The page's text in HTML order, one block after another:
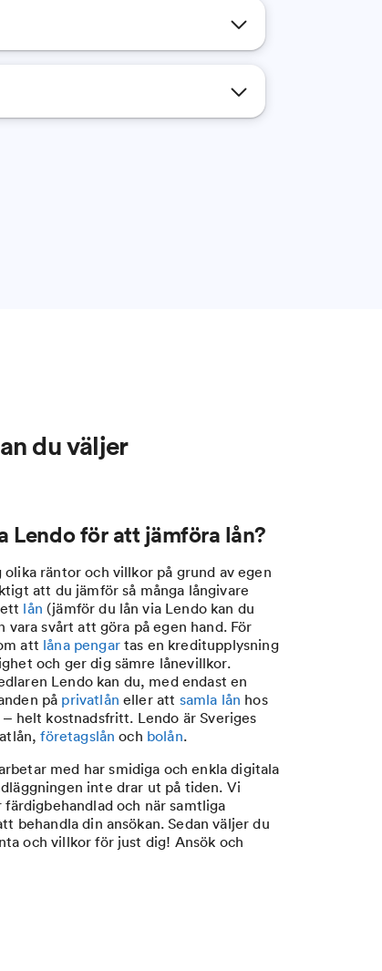
du väljer
Lendo för att jämföra lån?
räntor och villkor på grund av egen
att du jämför så många långivare
lån (jämför du lån via Lendo kan du
svårt att göra på egen hand. För
att låna pengartas en kreditupplysning
och ger dig sämre lånevillkor.
Lendo kan du, med endast en
på privatlån eller att samla lån hos
helt kostnadsfritt. Lendo är Sveriges
företagslån och bolån.
med har smidiga och enkla digitala
inte drar ut på tiden. Vi
och när samtliga
behandla din ansökan. Sedan väljer du
och villkor för just dig! Ansök och